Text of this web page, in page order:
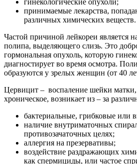
принимаемые лекарства,
различных химических веществ.
Частой причиной лейкореи является
полипа, выделяющего слизь. Это
гормональная опухоль, которую
диагностирует во время осмотра.
образуются у зрелых женщин (от 40
Цервицит – воспаление шейки матки,
хроническое, возникает из – за
бактериальные, грибковые или
наличие внутриматочных
противозачаточных целях;
аллергия на презервативы;
воздействие раздражающих
как спермициды, или частое